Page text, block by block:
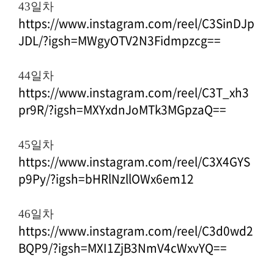
43일차
https://www.instagram.com/reel/C3SinDJp
JDL/?igsh=MWgyOTV2N3Fidmpzcg==
44일차
https://www.instagram.com/reel/C3T_xh3
pr9R/?igsh=MXYxdnJoMTk3MGpzaQ==
45일차
https://www.instagram.com/reel/C3X4GYS
p9Py/?igsh=bHRlNzllOWx6em12
46일차
https://www.instagram.com/reel/C3d0wd2
BQP9/?igsh=MXI1ZjB3NmV4cWxvYQ==